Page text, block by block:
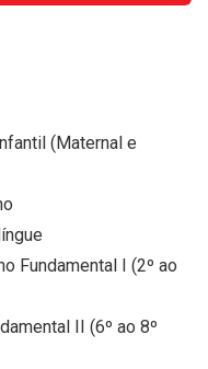
(Maternal e
Fundamental I (2º ao
II (6º ao 8º